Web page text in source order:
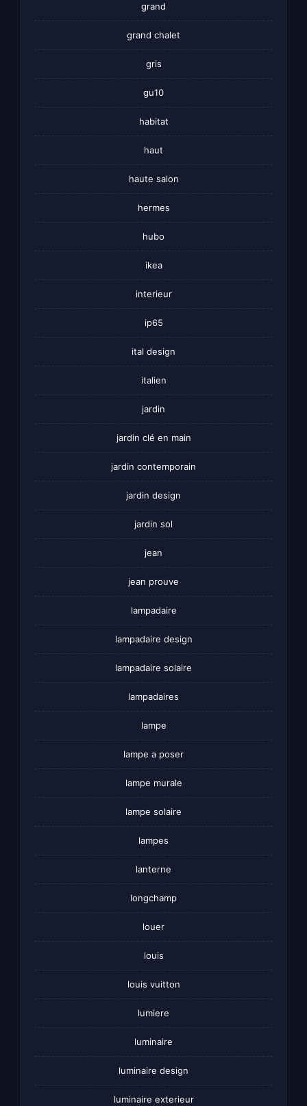
grand
grand chalet
gris
gu10
habitat
haut
haute salon
hermes
hubo
ikea
interieur
ip65
ital design
italien
jardin
jardin clé en main
jardin contemporain
jardin design
jardin sol
jean
jean prouve
lampadaire
lampadaire design
lampadaire solaire
lampadaires
lampe
lampe a poser
lampe murale
lampe solaire
lampes
lanterne
longchamp
louer
louis
louis vuitton
lumiere
luminaire
luminaire design
luminaire exterieur